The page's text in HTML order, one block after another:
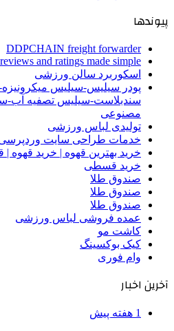
پیوندها
DDPCHAIN freight forwarder
and ratings made simple
اسکوربرد سالن ورزشی
پودر سیلیس-سیلیس
سندبلاست-سیلیس تصفیه
مصنوعی
تولیدی لباس ورزشی
خدمات طراحی سایت
خرید بهترین قهوه | خرید قهوه |
خرید قسطی
صندوق طلا
صندوق طلا
صندوق طلا
عمده فروشی لباس ورزشی
کاشت مو
کیک بوکسینگ
وام فوری
آخرین اخبار
1 هفته پیش